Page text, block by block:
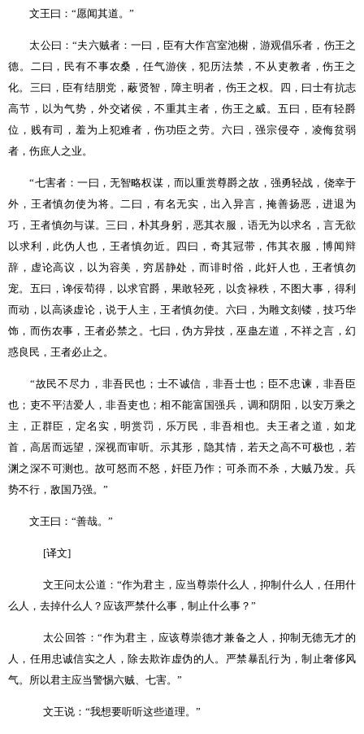
文王曰： “愿闻其道。 ”
太公曰：“夫六贼者：一曰，臣有大作宫室池榭，游观倡乐者，伤王之
德。二曰，民有不事农桑，任气游侠，犯历法禁，不从吏教者，伤王之
化。三曰，臣有结朋党，蔽贤智，障主明者，伤王之权。四，曰士有抗志
高节，以为气势，外交诸侯，不重其主者，伤王之威。五曰，臣有轻爵
位，贱有司，羞为上犯难者，伤功臣之劳。六曰，强宗侵夺，凌侮贫弱
者，伤庶人之业。
“七害者：一曰，无智略权谋，而以重赏尊爵之故，强勇轻战，侥幸于
外，王者慎勿使为将。二曰，有名无实，出入异言，掩善扬恶，进退为
巧，王者慎勿与谋。三曰，朴其身躬，恶其衣服，语无为以求名，言无欲
以求利，此伪人也，王者慎勿近。四曰，奇其冠带，伟其衣服，博闻辩
辞，虚论高议，以为容美，穷居静处，而诽时俗，此奸人也，王者慎勿
宠。五曰，谗佞苟得，以求官爵，果敢轻死，以贪禄秩，不图大事，得利
而动，以高谈虚论，说于人主，王者慎勿使。六曰，为雕文刻镂，技巧华
饰，而伤农事，王者必禁之。七曰，伪方异技，巫蛊左道，不祥之言，幻
惑良民，王者必止之。
“故民不尽力，非吾民也；士不诚信，非吾士也；臣不忠谏，非吾臣
也；吏不平洁爱人，非吾吏也；相不能富国强兵，调和阴阳，以安万乘之
主，正群臣，定名实，明赏罚，乐万民，非吾相也。夫王者之道，如龙
首，高居而远望，深视而审听。示其形，隐其情，若天之高不可极也，若
渊之深不可测也。故可怒而不怒，奸臣乃作；可杀而不杀，大贼乃发。兵
势不行，敌国乃强。 ”
文王曰： “善哉。 ”
[译文]
文王问太公道：“作为君主，应当尊崇什么人，抑制什么人，任用什
么人，去掉什么人？应该严禁什么事，制止什么事？ ”
太公回答：“作为君主，应该尊崇德才兼备之人，抑制无德无才的
人，任用忠诚信实之人，除去欺诈虚伪的人。严禁暴乱行为，制止奢侈风
气。所以君主应当警惕六贼、七害。 ”
文王说： “我想要听听这些道理。 ”